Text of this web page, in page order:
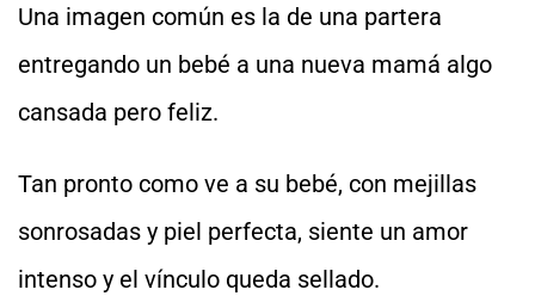
Una imagen común es la de una partera
entregando un bebé a una nueva mamá algo
cansada pero feliz.
Tan pronto como ve a su bebé, con mejillas
sonrosadas y piel perfecta, siente un amor
intenso y el vínculo queda sellado.